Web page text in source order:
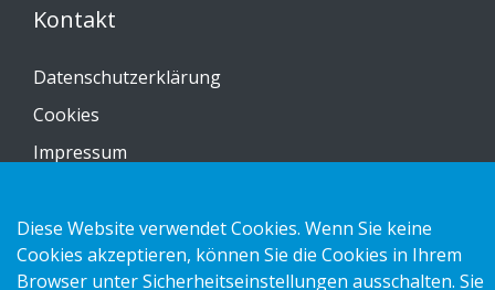
Kontakt
Datenschutzerklärung
Cookies
Impressum
Copyright 2026 HL Display AB. All rights reserved.
Diese Website verwendet Cookies. Wenn Sie keine
Cookies akzeptieren, können Sie die Cookies in Ihrem
Browser unter Sicherheitseinstellungen ausschalten. Sie